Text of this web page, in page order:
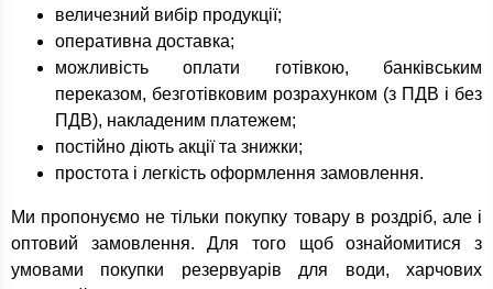
величезний вибір продукції;
оперативна доставка;
можливість оплати готівкою, банківським
переказом, безготівковим розрахунком (з ПДВ і без
ПДВ), накладеним платежем;
постійно діють акції та знижки;
простота і легкість оформлення замовлення.
Ми пропонуємо не тільки покупку товару в роздріб, але і
оптовий замовлення. Для того щоб ознайомитися з
умовами покупки резервуарів для води, харчових